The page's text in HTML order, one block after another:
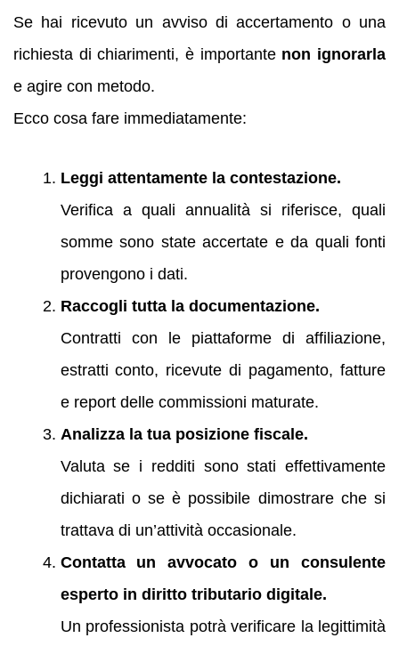
Se hai ricevuto un avviso di accertamento o una
richiesta di chiarimenti, è importante non ignorarla
e agire con metodo.
Ecco cosa fare immediatamente:
Leggi attentamente la contestazione.
Verifica a quali annualità si riferisce, quali
somme sono state accertate e da quali fonti
provengono i dati.
Raccogli tutta la documentazione.
Contratti con le piattaforme di affiliazione,
estratti conto, ricevute di pagamento, fatture
e report delle commissioni maturate.
Analizza la tua posizione fiscale.
Valuta se i redditi sono stati effettivamente
dichiarati o se è possibile dimostrare che si
trattava di un’attività occasionale.
Contatta un avvocato o un consulente
esperto in diritto tributario digitale.
Un professionista potrà verificare la legittimità